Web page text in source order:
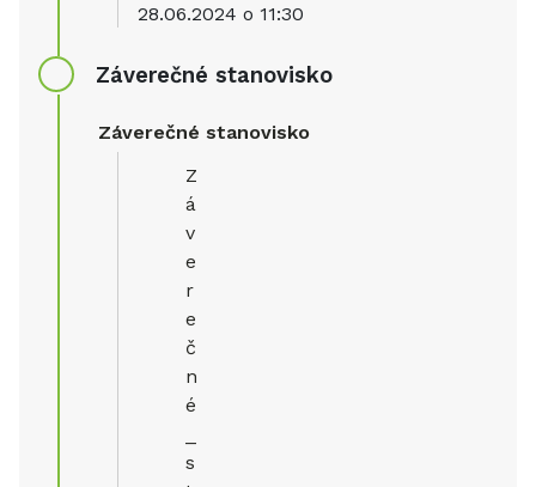
28.06.2024 o 11:30
Záverečné stanovisko
Záverečné stanovisko
Z
á
v
e
r
e
č
n
é
s